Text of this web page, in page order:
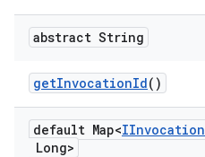
abstract String
getInvocationId()
default Map<IInvocation
Long>